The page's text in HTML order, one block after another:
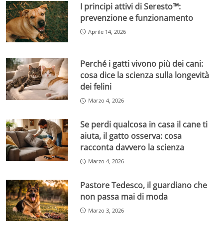
I principi attivi di Seresto™:
prevenzione e funzionamento
Aprile 14, 2026
Perché i gatti vivono più dei cani:
cosa dice la scienza sulla longevità
dei felini
Marzo 4, 2026
Se perdi qualcosa in casa il cane ti
aiuta, il gatto osserva: cosa
racconta davvero la scienza
Marzo 4, 2026
Pastore Tedesco, il guardiano che
non passa mai di moda
Marzo 3, 2026